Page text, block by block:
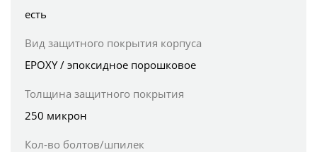
есть
Вид защитного покрытия корпуса
EPOXY / эпоксидное порошковое
Толщина защитного покрытия
250 микрон
Кол-во болтов/шпилек